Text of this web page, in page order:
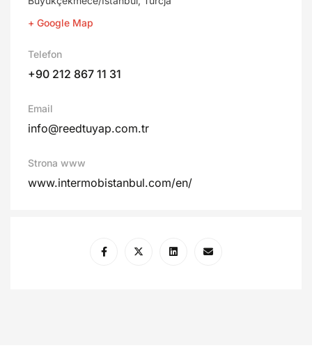
+ Google Map
Telefon
+90 212 867 11 31
Email
info@reedtuyap.com.tr
Strona www
www.intermobistanbul.com/en/